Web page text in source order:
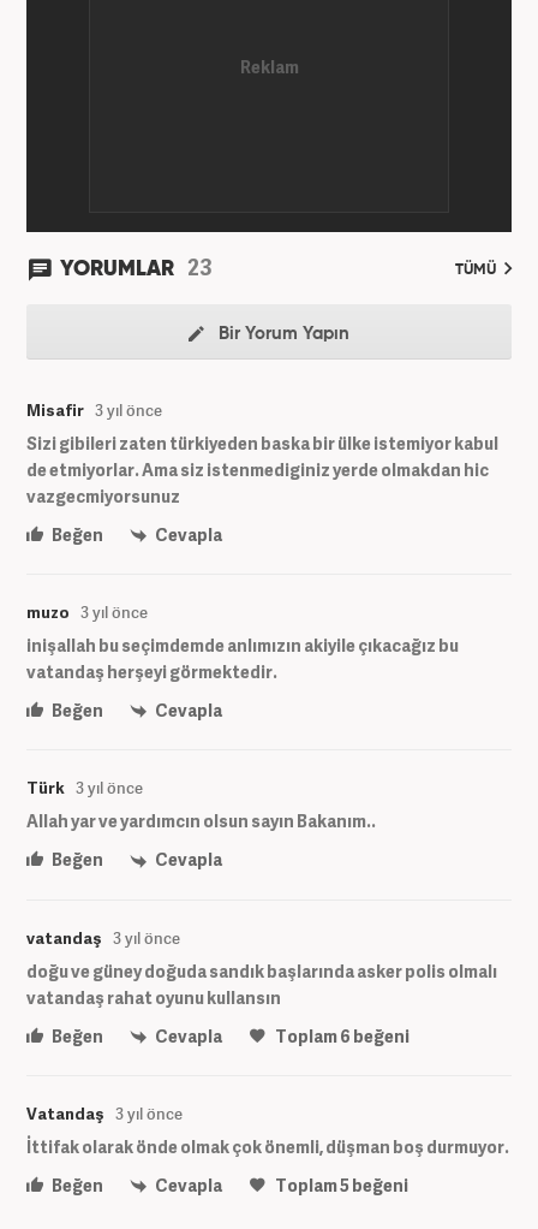
'Gündem Editörü' olarak görevine devam
YORUMLAR 23 TÜMÜ
Bir Yorum Yapın
Misafir 3 yıl önce
Sizi gibileri zaten türkiyeden baska bir ülke istemiyor kabul
de etmiyorlar. Ama siz istenmediginiz yerde olmakdan hic
vazgecmiyorsunuz
Beğen
Cevapla
muzo 3 yıl önce
inişallah bu seçimdemde anlımızın akiyile çıkacağız bu
vatandaş herşeyi görmektedir.
Beğen
Cevapla
Türk 3 yıl önce
Allah yar ve yardımcın olsun sayın Bakanım..
Beğen
Cevapla
vatandaş 3 yıl önce
doğu ve güney doğuda sandık başlarında asker polis olmalı
vatandaş rahat oyunu kullansın
Beğen
Cevapla Toplam6 beğeni
Vatandaş 3 yıl önce
İttifak olarak önde olmak çok önemli, düşman boş durmuyor.
Beğen
Cevapla Toplam5beğeni